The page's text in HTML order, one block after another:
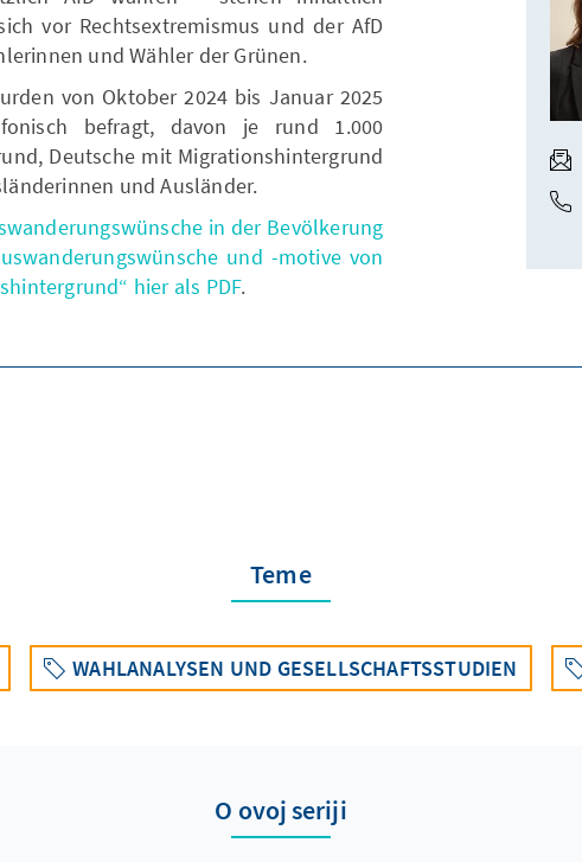
vor Rechtsextremismus und der AfD
und Wähler der Grünen.
von Oktober 2024 bis Januar 2025
befragt, davon je rund 1.000
Deutsche mit Migrationshintergrund
und Ausländer.
in der Bevölkerung
und -motive von
hier als PDF.
Teme
WAHLANALYSEN UND GESELLSCHAFTSSTUDIEN
O ovoj seriji